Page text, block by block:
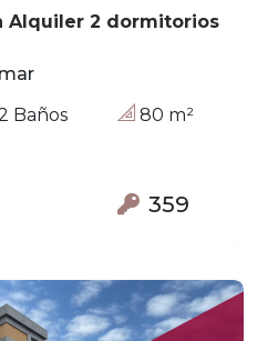
Alquiler 2 dormitorios
Baños 80 m²
359